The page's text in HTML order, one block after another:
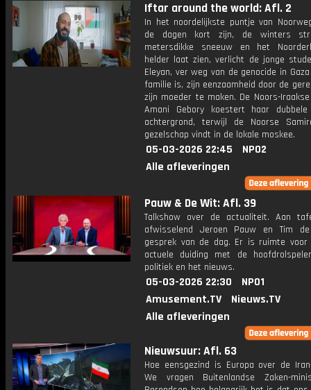
Iftar around the world: Afl. 2
In het noordelijkste puntje van
de dagen kort zijn, de winters
metersdikke sneeuw en het
helder laat zien, verlicht de jonge
Eleyan, ver weg van de genocide in
familie is, zijn eenzaamheid door de
zijn moeder te maken. De Noors-
Amani Gebory koestert haar
achtergrond, terwijl de Noorse
gezelschap vindt in de lokale moskee.
05-03-2026 22:45
NPO2
Alle afleveringen
Pauw & De Wit: Afl. 39
Talkshow over de actualiteit. Aan
afwisselend Jeroen Pauw en Tim
gesprek van de dag. Er is ruimte
actuele duiding met de
politiek en het nieuws.
05-03-2026 22:30
NPO1
Amusement.TV
Nieuws.TV
Alle afleveringen
Nieuwsuur: Afl. 63
Hoe eensgezind is Europa over de
We vragen Buitenlandse Zaken-